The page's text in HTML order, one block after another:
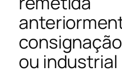
ou industrial